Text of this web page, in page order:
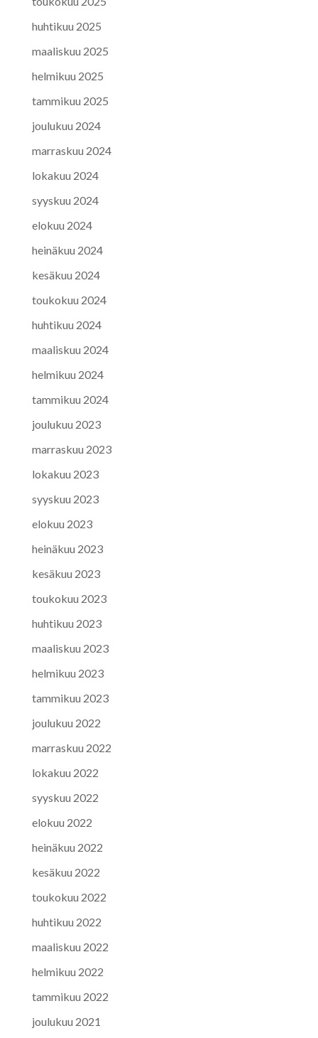
huhtikuu 2025
maaliskuu 2025
helmikuu 2025
tammikuu 2025
joulukuu 2024
marraskuu 2024
lokakuu 2024
syyskuu 2024
elokuu 2024
heinäkuu 2024
kesäkuu 2024
toukokuu 2024
huhtikuu 2024
maaliskuu 2024
helmikuu 2024
tammikuu 2024
joulukuu 2023
marraskuu 2023
lokakuu 2023
syyskuu 2023
elokuu 2023
heinäkuu 2023
kesäkuu 2023
toukokuu 2023
huhtikuu 2023
maaliskuu 2023
helmikuu 2023
tammikuu 2023
joulukuu 2022
marraskuu 2022
lokakuu 2022
syyskuu 2022
elokuu 2022
heinäkuu 2022
kesäkuu 2022
toukokuu 2022
huhtikuu 2022
maaliskuu 2022
helmikuu 2022
tammikuu 2022
joulukuu 2021